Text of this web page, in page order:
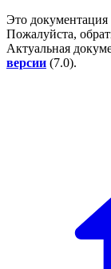
Это документация
Пожалуйста,
Актуальная
версии (7.0).